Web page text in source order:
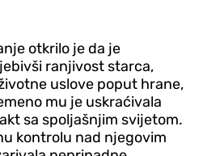
otkrilo je da je
ranjivost starca,
uslove poput hrane,
mu je uskraćivala
sa spoljašnjim svijetom.
kontrolu nad njegovim